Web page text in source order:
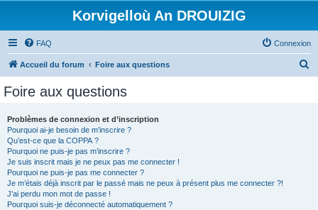
Korvigelloù An DROUIZIG
FAQ Connexion
Accueil du forum Foire aux questions
Foire aux questions
Problèmes de connexion et d’inscription
Pourquoi ai-je besoin de m’inscrire ?
Qu’est-ce que la COPPA ?
Pourquoi ne puis-je pas m’inscrire ?
Je suis inscrit mais je ne peux pas me connecter !
Pourquoi ne puis-je pas me connecter ?
Je m’étais déjà inscrit par le passé mais ne peux à présent plus me connecter ?!
J’ai perdu mon mot de passe !
Pourquoi suis-je déconnecté automatiquement ?